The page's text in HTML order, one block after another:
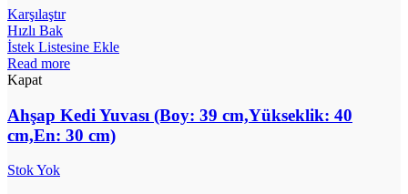
Karşılaştır
Hızlı Bak
İstek Listesine Ekle
Read more
Kapat
Ahşap Kedi Yuvası (Boy: 39 cm,Yükseklik: 40
cm,En: 30 cm)
Stok Yok